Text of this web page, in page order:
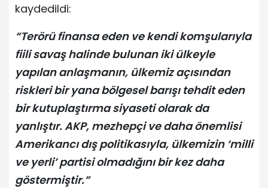
kaydedildi:
“Terörü finansa eden ve kendi komşularıyla
fiili savaş halinde bulunan iki ülkeyle
yapılan anlaşmanın, ülkemiz açısından
riskleri bir yana bölgesel barışı tehdit eden
bir kutuplaştırma siyaseti olarak da
yanlıştır. AKP, mezhepçi ve daha önemlisi
Amerikancı dış politikasıyla, ülkemizin ‘milli
ve yerli’ partisi olmadığını bir kez daha
göstermiştir.”